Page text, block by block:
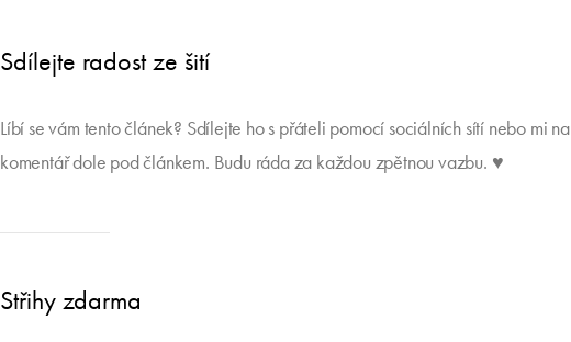
Sdílejte radost ze šití
Líbí se vám tento článek? Sdílejte ho s přáteli pomocí sociálních sítí nebo mi
komentář dole pod článkem. Budu ráda za každou zpětnou vazbu. ♥
Střihy zdarma